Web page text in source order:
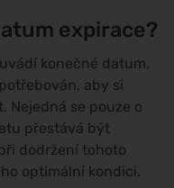
expirace?
konečné datum,
aby si
Nejedná se pouze o
přestává být
dodržení tohoto
optimální kondici.